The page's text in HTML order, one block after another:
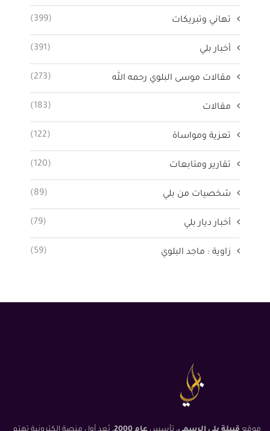
تهاني وتبريكات (399)
أخبار بلي (391)
مقالات موسى البلوي رحمه الله (273)
مقالات (183)
تعزية ومواساة (122)
تقارير ومتابعات (120)
شخصيات من بلي (89)
أخبار ديار بلي (79)
زاوية : ماجد البلوي (59)